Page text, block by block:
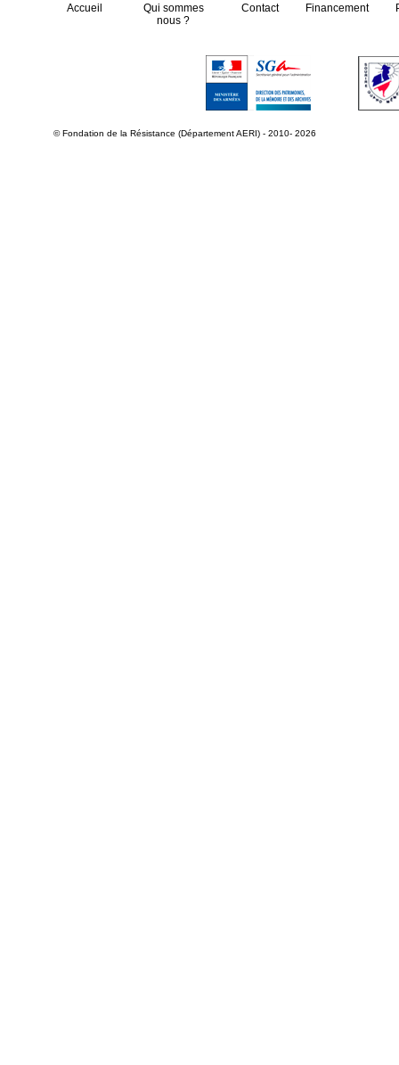
Accueil
Qui sommes
nous ?
Contact Financement
© Fondation de la Résistance (Département AERI) - 2010- 2026